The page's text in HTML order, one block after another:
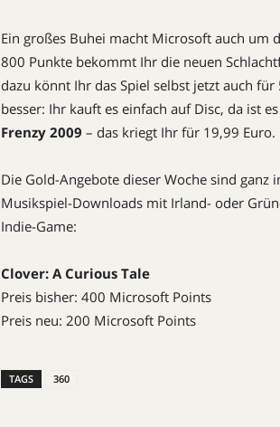
Ein großes Buhei macht Microsoft auch um
800 Punkte bekommt Ihr die neuen
dazu könnt Ihr das Spiel selbst jetzt auch
besser: Ihr kauft es einfach auf Disc, da ist
Frenzy 2009 – das kriegt Ihr für 19,99 Euro.
Die Gold-Angebote dieser Woche sind
Musikspiel-Downloads mit Irland- oder
Indie-Game:
Clover: A Curious Tale
Preis bisher: 400 Microsoft Points
Preis neu: 200 Microsoft Points
TAGS 360